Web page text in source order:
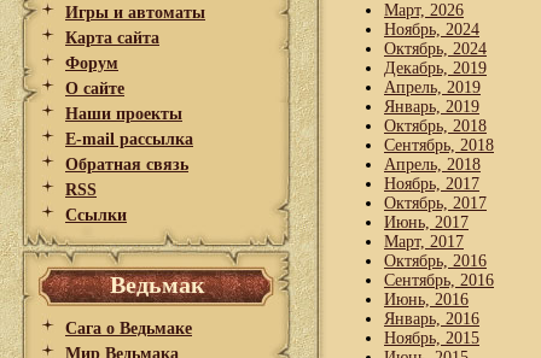
Игры и автоматы
Карта сайта
Форум
О сайте
Наши проекты
E-mail рассылка
Обратная связь
RSS
Ссылки
Ведьмак
Сага о Ведьмаке
Мир Ведьмака
Март, 2026
Ноябрь, 2024
Октябрь, 2024
Декабрь, 2019
Апрель, 2019
Январь, 2019
Октябрь, 2018
Сентябрь, 2018
Апрель, 2018
Ноябрь, 2017
Октябрь, 2017
Июнь, 2017
Март, 2017
Октябрь, 2016
Сентябрь, 2016
Июнь, 2016
Январь, 2016
Ноябрь, 2015